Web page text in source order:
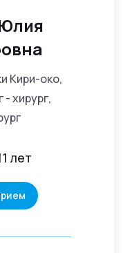
Кири-око,
хирург,
лет